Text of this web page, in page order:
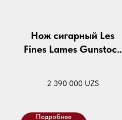
Нож сигарный Les
Fines Lames Gunstock
2 390 000 UZS
Подробнее